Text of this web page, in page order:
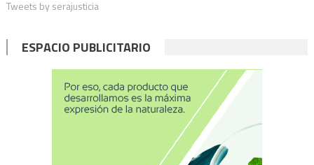
entradas
Tweets by serajusticia
ESPACIO PUBLICITARIO